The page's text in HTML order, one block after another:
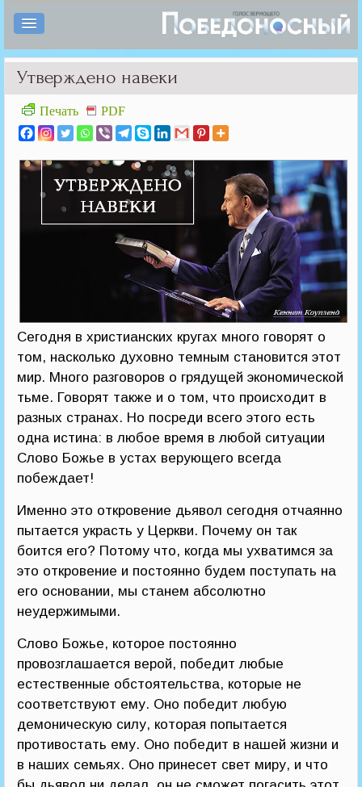
Утверждено навеки
Печать PDF
Сегодня в христианских кругах много говорят о
том, насколько духовно темным становится этот
мир. Много разговоров о грядущей экономической
тьме. Говорят также и о том, что происходит в
разных странах. Но посреди всего этого есть
одна истина: в любое время в любой ситуации
Слово Божье в устах верующего всегда
побеждает!
Именно это откровение дьявол сегодня отчаянно
пытается украсть у Церкви. Почему он так
боится его? Потому что, когда мы ухватимся за
это откровение и постоянно будем поступать на
его основании, мы станем абсолютно
неудержимыми.
Слово Божье, которое постоянно
провозглашается верой, победит любые
естественные обстоятельства, которые не
соответствуют ему. Оно победит любую
демоническую силу, которая попытается
противостать ему. Оно победит в нашей жизни и
в наших семьях. Оно принесет свет миру, и что